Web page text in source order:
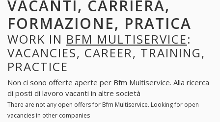
VACANTI, CARRIERA,
FORMAZIONE, PRATICA
WORK IN BFM MULTISERVICE:
VACANCIES, CAREER, TRAINING,
PRACTICE
Non ci sono offerte aperte per Bfm Multiservice. Alla ricerca
di posti di lavoro vacanti in altre società
There are not any open offers for Bfm Multiservice. Looking for open
vacancies in other companies